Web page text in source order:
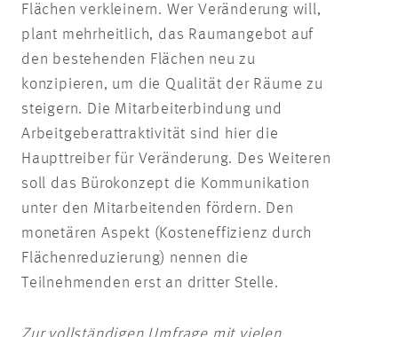
Flächen verkleinern. Wer Veränderung will,
plant mehrheitlich, das Raumangebot auf
den bestehenden Flächen neu zu
konzipieren, um die Qualität der Räume zu
steigern. Die Mitarbeiterbindung und
Arbeitgeberattraktivität sind hier die
Haupttreiber für Veränderung. Des Weiteren
soll das Bürokonzept die Kommunikation
unter den Mitarbeitenden fördern. Den
monetären Aspekt (Kosteneffizienz durch
Flächenreduzierung) nennen die
Teilnehmenden erst an dritter Stelle.